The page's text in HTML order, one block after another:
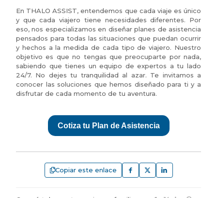
En THALO ASSIST, entendemos que cada viaje es único
y que cada viajero tiene necesidades diferentes. Por
eso, nos especializamos en diseñar planes de asistencia
pensados para todas las situaciones que puedan ocurrir
y hechos a la medida de cada tipo de viajero. Nuestro
objetivo es que no tengas que preocuparte por nada,
sabiendo que tienes un equipo de expertos a tu lado
24/7. No dejes tu tranquilidad al azar. Te invitamos a
conocer las soluciones que hemos diseñado para ti y a
disfrutar de cada momento de tu aventura.
Cotiza tu Plan de Asistencia
Copiar este enlace